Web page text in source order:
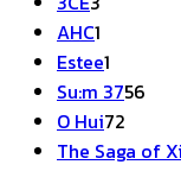
AHC1
สินค้า
Estee1
สินค้า
Su:m 3756
O Hui72
สินค้า
The Saga of